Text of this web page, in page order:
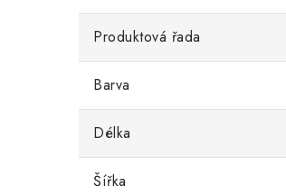
Produktová řada
Barva
Délka
Šířka